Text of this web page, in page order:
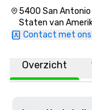
5400 San Antonio
Staten van
Contact met ons
Overzicht